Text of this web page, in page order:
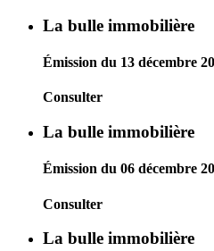
La bulle immobilière
Émission du 13 décembre
Consulter
La bulle immobilière
Émission du 06 décembre
Consulter
La bulle immobilière